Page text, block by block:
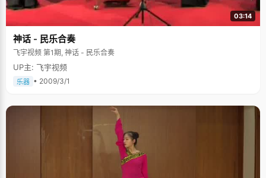
03:14
神话 - 民乐合奏
飞宇视频 第1期, 神话 - 民乐合奏
UP主: 飞宇视频
乐器 • 2009/3/1